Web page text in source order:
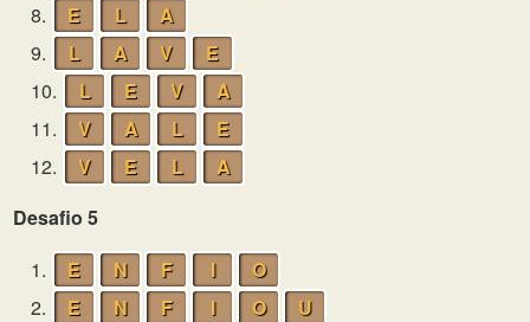
8.
E L
A
9.
L A V
E
10.
L E V
A
11.
V A L
E
12.
V E L
A
Desafio 5
1.
E N F I
O
2.
E N F I O
U